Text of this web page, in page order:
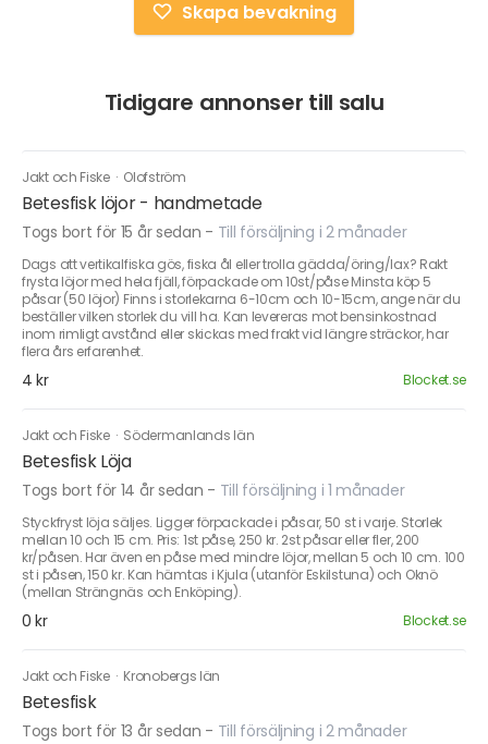
Skapa bevakning
Tidigare annonser till salu
Jakt och Fiske · Olofström
Betesfisk löjor - handmetade
Togs bort för 15 år sedan - Till försäljning i 2 månader
Dags att vertikalfiska gös, fiska ål eller trolla gädda/öring/lax? Rakt
frysta löjor med hela fjäll, förpackade om 10st/påse Minsta köp 5
påsar (50 löjor) Finns i storlekarna 6-10cm och 10-15cm, ange när du
beställer vilken storlek du vill ha. Kan levereras mot bensinkostnad
inom rimligt avstånd eller skickas med frakt vid längre sträckor, har
flera års erfarenhet.
4 kr Blocket.se
Jakt och Fiske · Södermanlands län
Betesfisk Löja
Togs bort för 14 år sedan - Till försäljning i 1 månader
Styckfryst löja säljes. Ligger förpackade i påsar, 50 st i varje. Storlek
mellan 10 och 15 cm. Pris: 1st påse, 250 kr. 2st påsar eller fler, 200
kr/påsen. Har även en påse med mindre löjor, mellan 5 och 10 cm. 100
st i påsen, 150 kr. Kan hämtas i Kjula (utanför Eskilstuna) och Oknö
(mellan Strängnäs och Enköping).
0 kr Blocket.se
Jakt och Fiske · Kronobergs län
Betesfisk
Togs bort för 13 år sedan - Till försäljning i 2 månader